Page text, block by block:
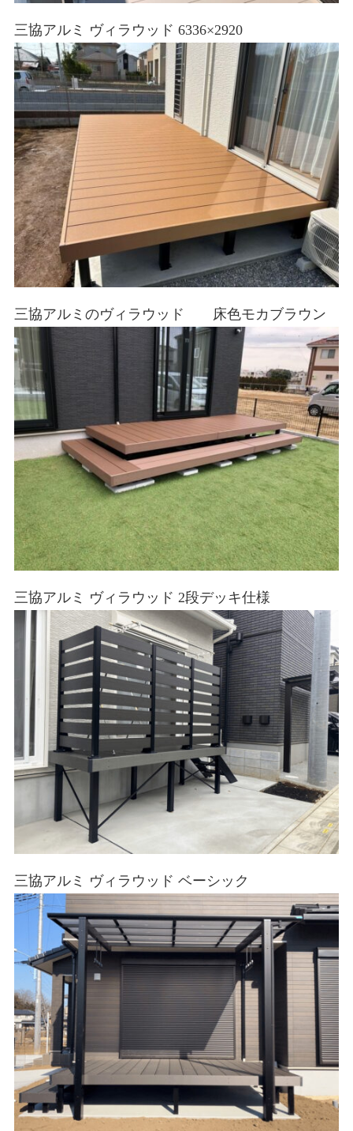
三協アルミ ヴィラウッド 6336×2920
三協アルミのヴィラウッド 床色モカブラウン
三協アルミ ヴィラウッド 2段デッキ仕様
三協アルミ ヴィラウッド ベーシック